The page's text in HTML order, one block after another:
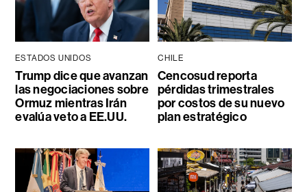
ESTADOS UNIDOS
Trump dice que avanzan
las negociaciones sobre
Ormuz mientras Irán
evalúa veto a EE.UU.
CHILE
Cencosud reporta
pérdidas trimestrales
por costos de su nuevo
plan estratégico